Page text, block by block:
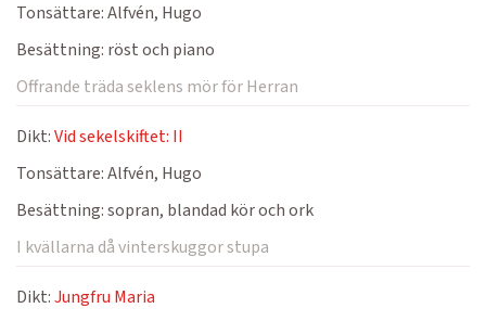
Tonsättare:Alfvén, Hugo
Besättning: röst och piano
Offrande träda seklens mör för Herran
Dikt:Vid sekelskiftet: II
Tonsättare:Alfvén, Hugo
Besättning:sopran, blandad kör och ork
I kvällarna då vinterskuggor stupa
Dikt:Jungfru Maria